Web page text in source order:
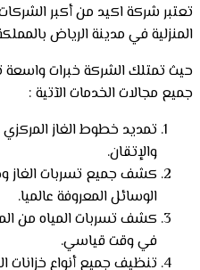
تعتبر شركة اكيد من أكبر
المنزلية في مدينة الرياض
جميع مجالات الخدمات الآتية :
تمديد خطوط الغاز
والإتقان.
كشف جميع تسربات الغاز
الوسائل المعروفة عالميا.
كشف تسربات المياه من
في وقت قياسي.
تنظيف جميع أنواع خزانات